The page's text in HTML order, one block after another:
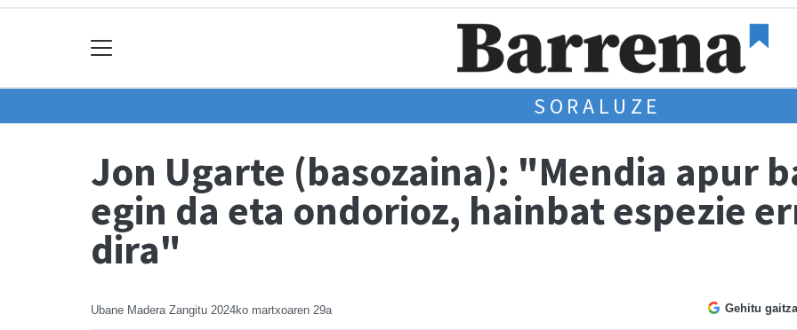
SORALUZE
Jon Ugarte (basozaina): "Mendia apur
egin da eta ondorioz, hainbat espezie
dira"
Ubane Madera Zangitu 2024ko martxoaren 29a Gehitu